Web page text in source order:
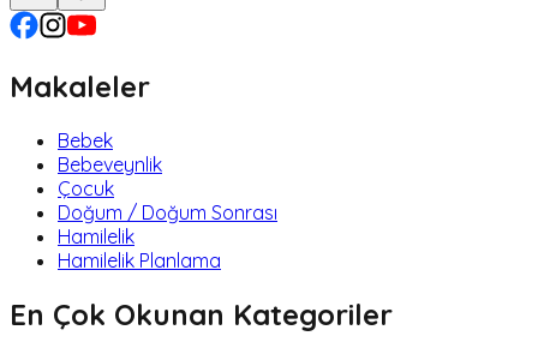
Makaleler
Bebek
Bebeveynlik
Çocuk
Doğum / Doğum Sonrası
Hamilelik
Hamilelik Planlama
En Çok Okunan Kategoriler